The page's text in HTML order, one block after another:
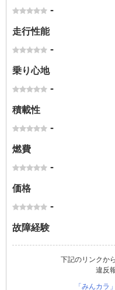
-
走行性能
-
乗り心地
-
積載性
-
燃費
-
価格
-
故障経験
下記のリンクか
違反
「みんカラ